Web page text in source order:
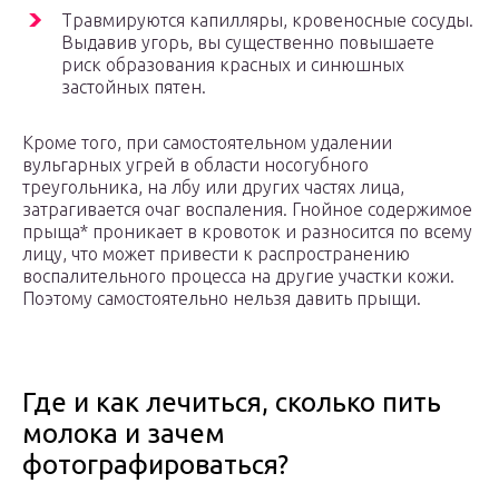
Травмируются капилляры, кровеносные сосуды.
Выдавив угорь, вы существенно повышаете
риск образования красных и синюшных
застойных пятен.
Кроме того, при самостоятельном удалении
вульгарных угрей в области носогубного
треугольника, на лбу или других частях лица,
затрагивается очаг воспаления. Гнойное содержимое
прыща* проникает в кровоток и разносится по всему
лицу, что может привести к распространению
воспалительного процесса на другие участки кожи.
Поэтому самостоятельно нельзя давить прыщи.
Где и как лечиться, сколько пить
молока и зачем
фотографироваться?